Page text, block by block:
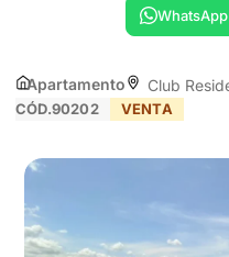
WhatsApp
Apartamento
CÓD.90202 VENTA